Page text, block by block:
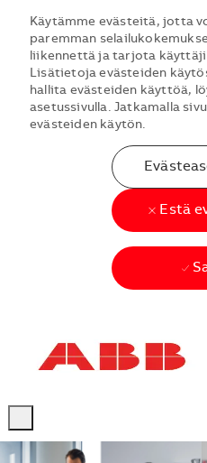
Käytämme evästeitä, jotta
paremman
liikennettä ja tarjota
Lisätietoja evästeiden
hallita evästeiden käyttöä,
asetussivulla. Jatkamalla
evästeiden käytön.
Estä